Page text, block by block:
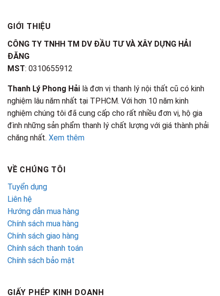
GIỚI THIỆU
CÔNG TY TNHH TM DV ĐẦU TƯ VÀ XÂY DỰNG HẢI
ĐĂNG
MST: 0310655912
Thanh Lý Phong Hải là đơn vị thanh lý nội thất cũ có kinh
nghiệm lâu năm nhất tại TPHCM. Với hơn 10 năm kinh
nghiệm chúng tôi đã cung cấp cho rất nhiều đơn vị, hộ gia
đình những sản phẩm thanh lý chất lượng với giá thành phải
chăng nhất. Xem thêm
VỀ CHÚNG TÔI
Tuyển dụng
Liên hệ
Hướng dẫn mua hàng
Chính sách mua hàng
Chính sách giao hàng
Chính sách thanh toán
Chính sách bảo mật
GIẤY PHÉP KINH DOANH